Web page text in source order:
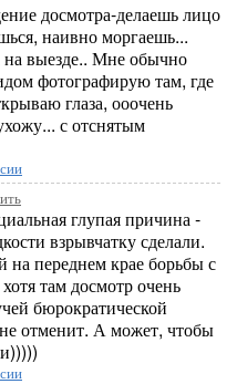
досмотра-делаешь лицо
наивно моргаешь...
на выезде.. Мне обычно
фотографирую там, где
глаза, ооочень
с отснятым
глупая причина -
взрывчатку сделали.
на переднем крае борьбы с
там досмотр очень
бюрократической
отменит. А может, чтобы